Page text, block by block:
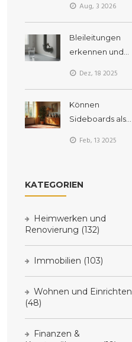
Aug, 3 2026
Bleileitungen
erkennen und
Bleivergiftung
Dez, 18 2025
Können
Sideboards als
Feb, 13 2025
KATEGORIEN
Heimwerken und
Renovierung (132)
Immobilien (103)
Wohnen und Einrichten
(48)
Finanzen &